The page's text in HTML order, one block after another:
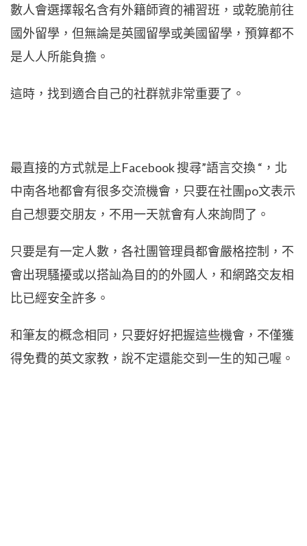
數人會選擇報名含有外籍師資的補習班，或乾脆前往
國外留學，但無論是英國留學或美國留學，預算都不
是人人所能負擔。
這時，找到適合自己的社群就非常重要了。
最直接的方式就是上Facebook 搜尋”語言交換 “，北
中南各地都會有很多交流機會，只要在社團po文表示
自己想要交朋友，不用一天就會有人來詢問了。
只要是有一定人數，各社團管理員都會嚴格控制，不
會出現騷擾或以搭訕為目的的外國人，和網路交友相
比已經安全許多。
和筆友的概念相同，只要好好把握這些機會，不僅獲
得免費的英文家教，說不定還能交到一生的知己喔。